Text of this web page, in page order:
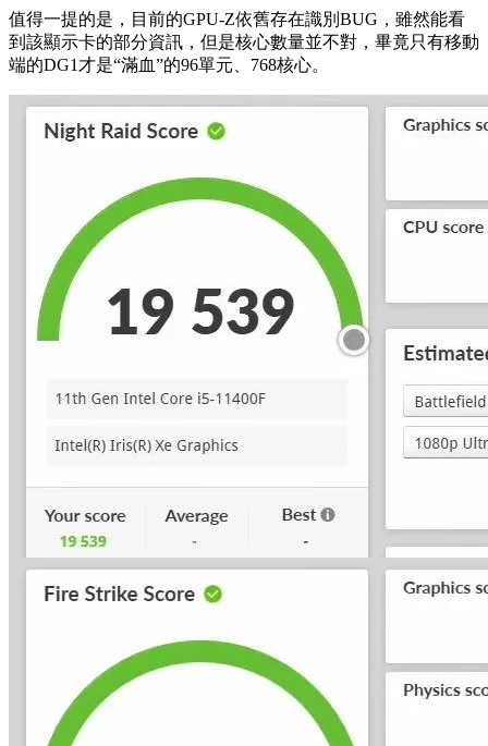
值得一提的是，目前的GPU-Z依舊存在識別BUG，雖然能看
到該顯示卡的部分資訊，但是核心數量並不對， 畢竟只有移動
端的DG1才是“滿血”的96單元、768核心。